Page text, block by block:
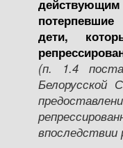
дети,
(п.
1.4 п
Белорусской